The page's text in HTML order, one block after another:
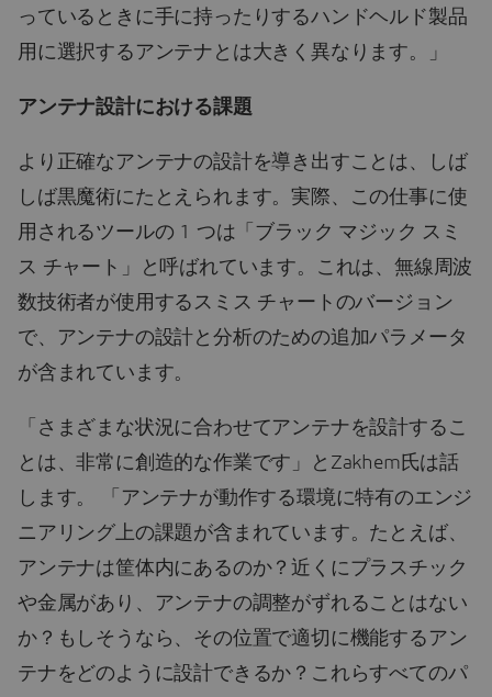
っているときに手に持ったりするハンドヘルド製品
用に選択するアンテナとは大きく異なります。」
アンテナ設計における課題
より正確なアンテナの設計を導き出すことは、しば
しば黒魔術にたとえられます。実際、この仕事に使
用されるツールの 1 つは「ブラック マジック スミ
ス チャート」と呼ばれています。これは、無線周波
数技術者が使用するスミス チャートのバージョン
で、アンテナの設計と分析のための追加パラメータ
が含まれています。
「さまざまな状況に合わせてアンテナを設計するこ
とは、非常に創造的な作業です」とZakhem氏は話
します。 「アンテナが動作する環境に特有のエンジ
ニアリング上の課題が含まれています。たとえば、
アンテナは筐体内にあるのか？近くにプラスチック
や金属があり、アンテナの調整がずれることはない
か？もしそうなら、その位置で適切に機能するアン
テナをどのように設計できるか？これらすべてのパ